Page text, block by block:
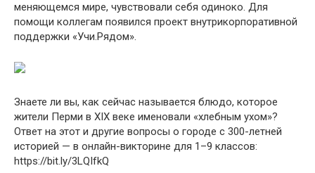
меняющемся мире, чувствовали себя одиноко. Для
помощи коллегам появился проект внутрикорпоративной
поддержки «Учи.Рядом».
Знаете ли вы, как сейчас называется блюдо, которое
жители Перми в XIX веке именовали «хлебным ухом»?
Ответ на этот и другие вопросы о городе с 300-летней
историей — в онлайн-викторине для 1–9 классов:
https://bit.ly/3LQIfkQ